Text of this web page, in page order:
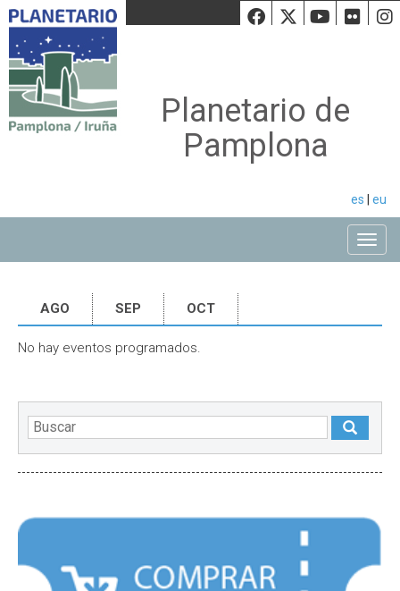
Facebook
Twiiter
Planetario de
Pamplona
es eu
AGO SEP OCT
No hay eventos programados.